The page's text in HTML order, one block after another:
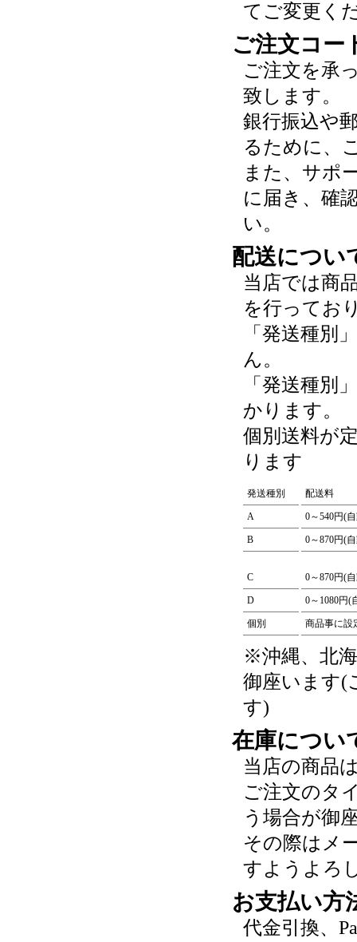
てご変更く
ご注文コー
ご注文を承
致します。
銀行振込や
るために、
また、サポ
に届き、確
い。
配送につい
当店では商
を行ってお
「発送種別
ん。
「発送種別
かります。
個別送料が
ります
発送種別 配送料
A 0～540円(
B 0～870円(
C 0～870円(
D 0～1080円(
個別 商品事に設
※沖縄、北
御座います(
す)
在庫につい
当店の商品
ご注文のタ
う場合が御
その際はメ
すようよろ
お支払い方
代金引換、